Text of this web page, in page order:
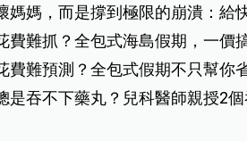
媽媽，而是撐到極限的崩潰：給
費難抓？全包式海島假期，一價
費難預測？全包式假期不只幫你
是吞不下藥丸？兒科醫師親授2